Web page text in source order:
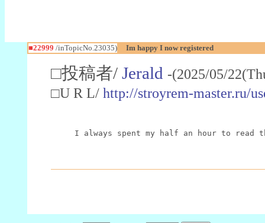
■22999 /inTopicNo.23035) Im happy I now registered
□投稿者/ Jerald -(2025/05/
□U R L/ http://stroyrem-master.ru/
I always spent my half an hour to